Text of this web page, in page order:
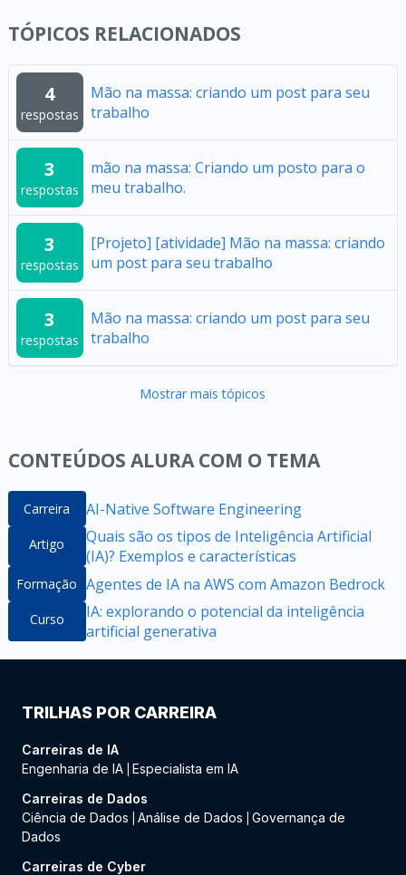
TÓPICOS RELACIONADOS
4
respostas
Mão na massa: criando um post para seu
trabalho
3
respostas
mão na massa: Criando um posto para o
meu trabalho.
3
respostas
[Projeto] [atividade] Mão na massa: criando
um post para seu trabalho
3
respostas
Mão na massa: criando um post para seu
trabalho
Mostrar mais tópicos
CONTEÚDOS ALURA COM O TEMA
Carreira AI-Native Software Engineering
Artigo
Quais são os tipos de Inteligência Artificial
(IA)? Exemplos e características
Formação Agentes de IA na AWS com Amazon Bedrock
Curso
IA: explorando o potencial da inteligência
artificial generativa
TRILHAS POR CARREIRA
Carreiras de IA
Engenharia de IA Especialista em IA
Carreiras de Dados
Ciência de Dados
Análise de Dados
Governança de
Dados
Carreiras de Cyber